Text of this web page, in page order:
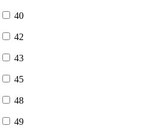
40
42
43
45
48
49